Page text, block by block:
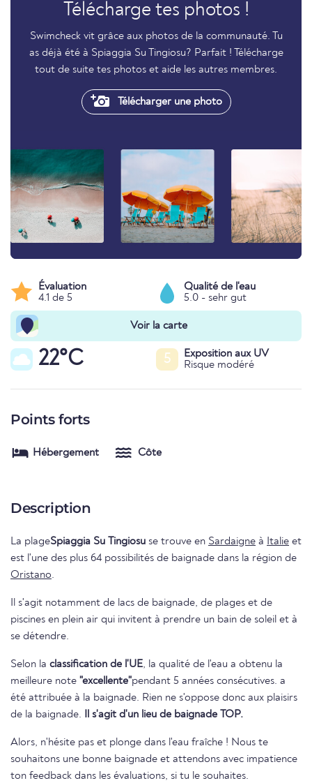
Télécharge tes photos !
Swimcheck vit grâce aux photos de la communauté. Tu
as déjà été à Spiaggia Su Tingiosu? Parfait ! Télécharge
tout de suite tes photos et aide les autres membres.
Télécharger une photo
Évaluation
4.1 de 5
Qualité de l'eau
5.0 - sehr gut
Voir la carte
22°C 5
Exposition aux UV
Risque modéré
Points forts
Hébergement Côte
Description
La plageSpiaggia Su Tingiosu se trouve en Sardaigne à Italie et
est l'une des plus 64 possibilités de baignade dans la région de
Oristano.
Il s'agit notamment de lacs de baignade, de plages et de
piscines en plein air qui invitent à prendre un bain de soleil et à
se détendre.
Selon la classification de l'UE, la qualité de l'eau a obtenu la
meilleure note "excellente"pendant 5 années consécutives. a
été attribuée à la baignade. Rien ne s'oppose donc aux plaisirs
de la baignade. Il s'agit d'un lieu de baignade TOP.
Alors, n'hésite pas et plonge dans l'eau fraîche ! Nous te
souhaitons une bonne baignade et attendons avec impatience
ton feedback dans les évaluations, si tu le souhaites.